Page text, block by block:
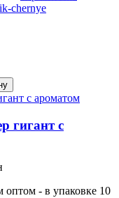
chernye
гигант с
оптом - в упаковке 10